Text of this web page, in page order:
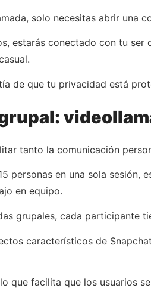
solo necesitas abrir una
estarás conectado con tu
de que tu privacidad está
tanto la comunicación
personas en una sola sesión,
en equipo.
grupales, cada participante
característicos de
que facilita que los usuarios